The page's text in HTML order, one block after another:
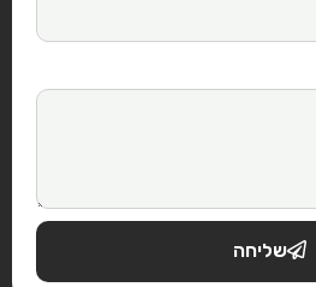
שליחה